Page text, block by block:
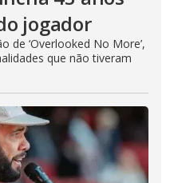
jogador
de ‘Overlooked No More’,
que não tiveram